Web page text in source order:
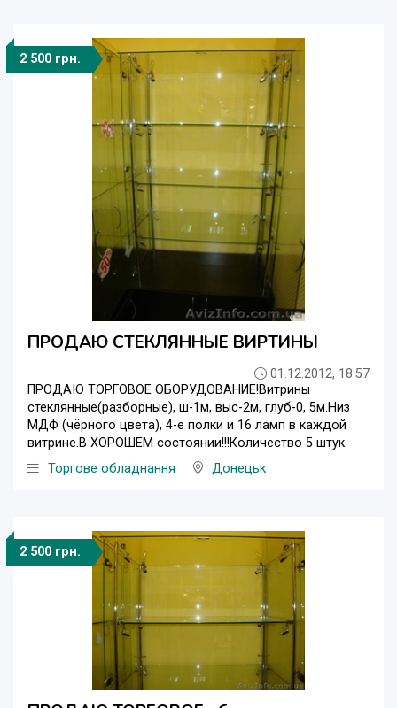
2 500 грн.
ПРОДАЮ СТЕКЛЯННЫЕ ВИРТИНЫ
01.12.2012, 18:57
ПРОДАЮ ТОРГОВОЕ ОБОРУДОВАНИЕ!Витрины
стеклянные(разборные), ш-1м, выс-2м, глуб-0, 5м.Низ
МДФ (чёрного цвета), 4-е полки и 16 ламп в каждой
витрине.В ХОРОШЕМ состоянии!!!Количество 5 штук.
Торгове обладнання
Донецьк
2 500 грн.